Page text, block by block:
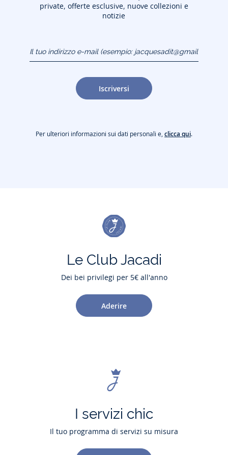
private, offerte esclusive, nuove collezioni e
notizie
(esempio:
jacquesadit@gmail.com)
Iscriversi
Per ulteriori informazioni sui dati personali e,clicca qui.
Le Club Jacadi
Dei bei privilegi per 5€ all'anno
Aderire
I servizi chic
Il tuo programma di servizi su misura